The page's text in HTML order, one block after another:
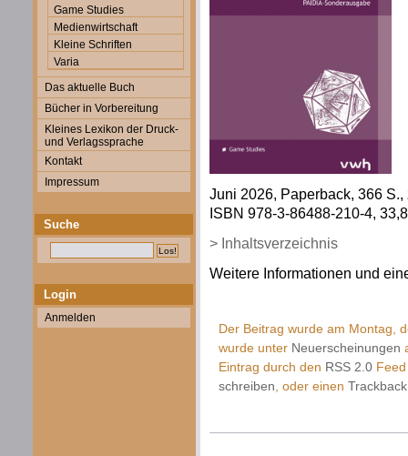
Game Studies
Medienwirtschaft
Kleine Schriften
Varia
Das aktuelle Buch
Bücher in Vorbereitung
Kleines Lexikon der Druck-
und Verlagssprache
Kontakt
Impressum
Suche
Login
Anmelden
Juni 2026, Paperback, 366 S.,
ISBN 978-3-86488-210-4,
> Inhaltsverzeichnis
Weitere Informationen und
Der Beitrag wurde am Montag,
wurde unter Neuerscheinungen
Eintrag durch den RSS 2.0
schreiben , oder einen Trackback